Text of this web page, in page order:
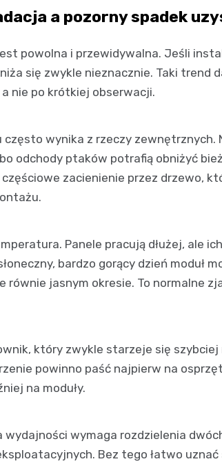
a pozorny spadek
powolna i przewidywalna. Jeśli
się zwykle nieznacznie. Taki trend
nie po krótkiej obserwacji.
często wynika z rzeczy zewnętrznych.
odchody ptaków potrafią obniżyć
częściowe zacienienie przez drzewo,
Panele pracują dłużej, ale
bardzo gorący dzień moduł
równie jasnym okresie. To normalne
który zwykle starzeje się szybciej
powinno paść najpierw na
na moduły.
wydajności wymaga rozdzielenia
Bez tego łatwo